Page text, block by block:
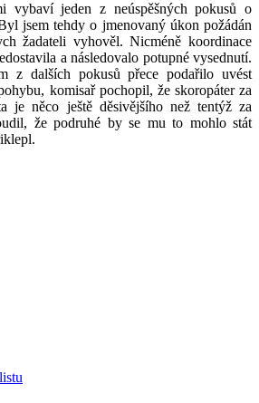
vybaví jeden z neúspěšných pokusů o
jsem tehdy o jmenovaný úkon požádán
žadateli vyhověl. Nicméně koordinace
a následovalo potupné vysednutí.
z dalších pokusů přece podařilo uvést
komisař pochopil, že skoropáter za
je něco ještě děsivějšího než tentýž za
že podruhé by se mu to mohlo stát